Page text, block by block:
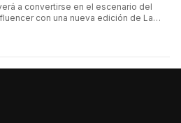
a convertirse en el escenario del
con una nueva edición de La